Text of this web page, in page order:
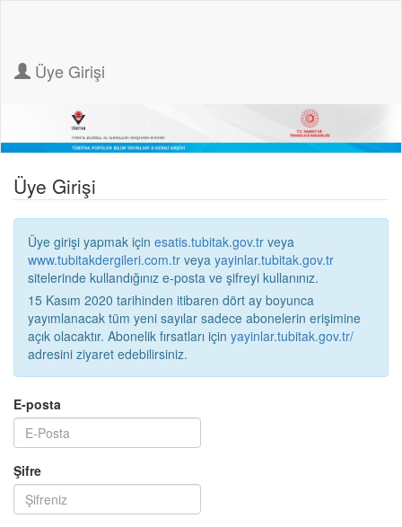
Üye Girişi
Üye Girişi
Üye girişi yapmak için esatis.tubitak.gov.tr veya
www.tubitakdergileri.com.tr veya yayinlar.tubitak.gov.tr
sitelerinde kullandığınız e-posta ve şifreyi kullanınız.
15 Kasım 2020 tarihinden itibaren dört ay boyunca
yayımlanacak tüm yeni sayılar sadece abonelerin erişimine
açık olacaktır. Abonelik fırsatları için yayinlar.tubitak.gov.tr/
adresini ziyaret edebilirsiniz.
E-posta
Şifre